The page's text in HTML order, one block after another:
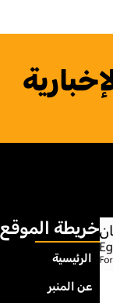
خريطة الموقع
الرئيسية
عن المنبر